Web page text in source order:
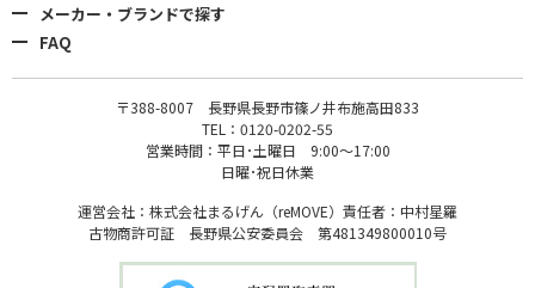
メーカー・ブランドで探す
FAQ
〒388-8007 長野県長野市篠ノ井布施高田833
TEL：0120-0202-55
営業時間：平日･土曜日 9:00〜17:00
日曜･祝日休業
運営会社：株式会社まるげん（reMOVE）責任者：中村星羅
古物商許可証 長野県公安委員会 第481349800010号